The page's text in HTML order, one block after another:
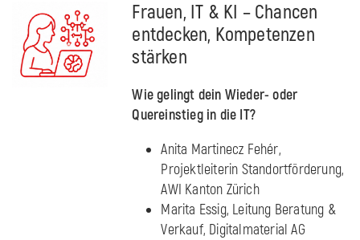
Frauen, IT & KI – Chancen
entdecken, Kompetenzen
stärken
Wie gelingt dein Wieder- oder
Quereinstieg in die IT?
Anita Martinecz Fehér,
Projektleiterin Standortförderung,
AWI Kanton Zürich
Marita Essig, Leitung Beratung &
Verkauf, Digitalmaterial AG